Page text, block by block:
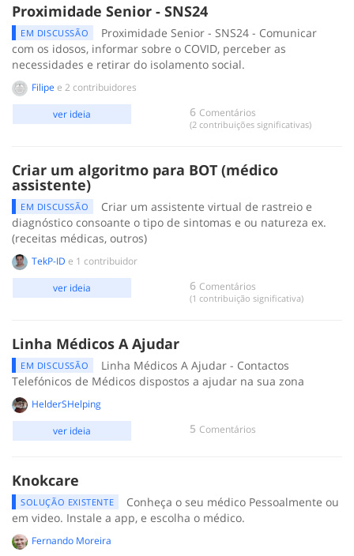
Proximidade Senior - SNS24
EM DISCUSSÃO
Proximidade Senior - SNS24 - Comunicar
com os idosos, informar sobre o COVID, perceber as
necessidades e retirar do isolamento social.
Filipe e 2 contribuidores
6 Comentários
(2 contribuições significativas)
ver ideia
Criar um algoritmo para BOT (médico
assistente)
EM DISCUSSÃO
Criar um assistente virtual de rastreio e
diagnóstico consoante o tipo de sintomas e ou natureza ex.
(receitas médicas, outros)
TekP-ID e 1 contribuidor
6 Comentários
(1 contribuição significativa)
ver ideia
Linha Médicos A Ajudar
EM DISCUSSÃO
Linha Médicos A Ajudar - Contactos
Telefónicos de Médicos dispostos a ajudar na sua zona
HelderSHelping
5 Comentários
ver ideia
Knokcare
SOLUÇÃO EXISTENTE
Conheça o seu médico Pessoalmente ou
em video. Instale a app, e escolha o médico.
Fernando Moreira